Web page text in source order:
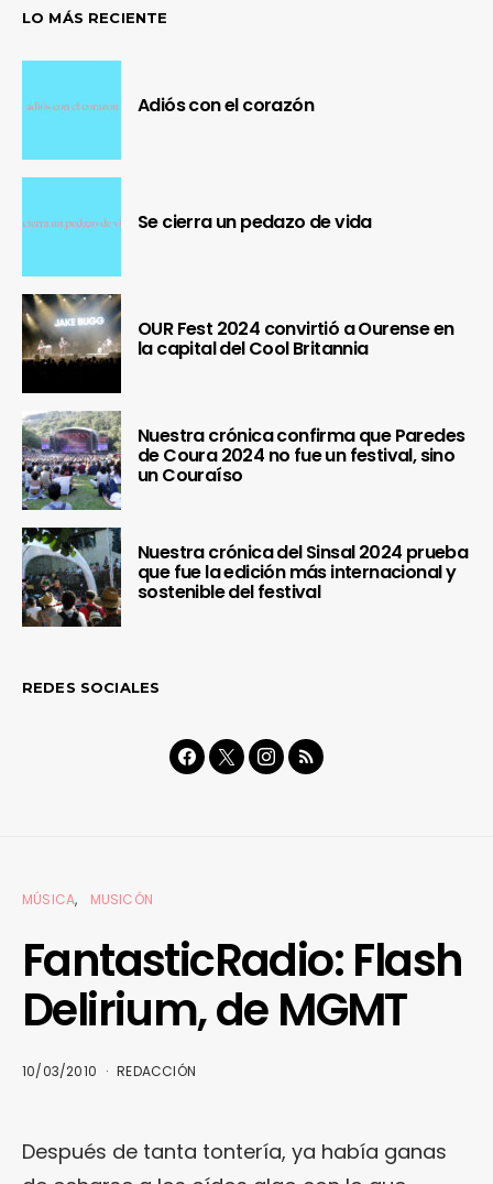
LO MÁS RECIENTE
Adiós con el corazón
Se cierra un pedazo de vida
OUR Fest 2024 convirtió a Ourense en
la capital del Cool Britannia
Nuestra crónica confirma que Paredes
de Coura 2024 no fue un festival, sino
un Couraíso
Nuestra crónica del Sinsal 2024 prueba
que fue la edición más internacional y
sostenible del festival
REDES SOCIALES
MÚSICA MUSICÓN
FantasticRadio: Flash
Delirium, de MGMT
10/03/2010 REDACCIÓN
Después de tanta tontería, ya había ganas